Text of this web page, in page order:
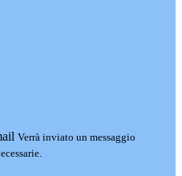
Verrà inviato un messaggio